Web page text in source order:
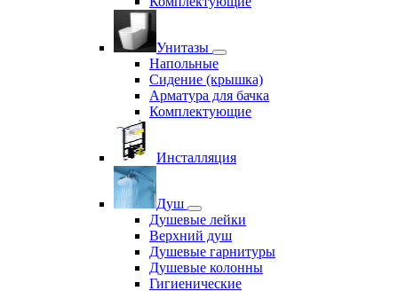
Унитазы
Напольные
Сидение (крышка)
Арматура для бачка
Комплектующие
Инсталляция
Душ
Душевые лейки
Верхний душ
Душевые гарнитуры
Душевые колонны
Гигиенические